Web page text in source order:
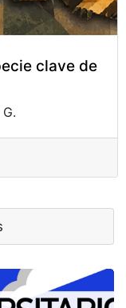
clave de